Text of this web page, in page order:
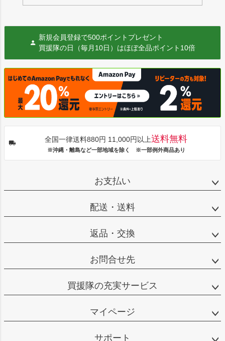
新規会員登録で500ポイントプレゼント
買援隊の日（毎月10日）はほぼ全品ポイント10倍
全国一律送料880円 11,000円以上送料無料
※沖縄・離島など一部地域を除く ※一部例外商品あり
お支払い
配送・送料
返品・交換
お問合せ先
買援隊の充実サービス
マイページ
サポート